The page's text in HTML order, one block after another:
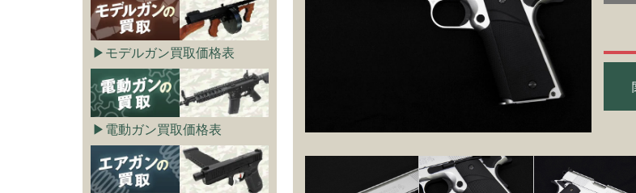
モデルガン買取価格表
電動ガン買取価格表